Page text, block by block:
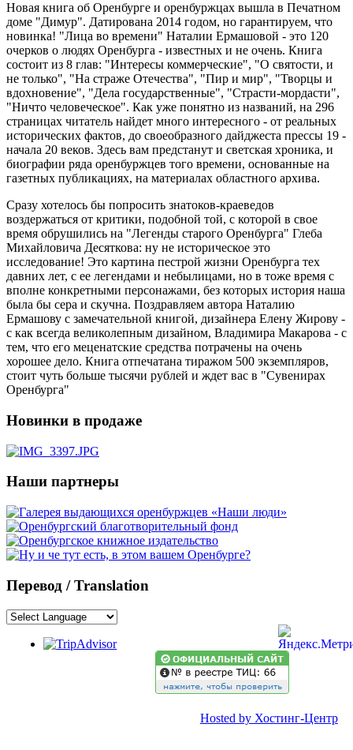
Новая книга об Оренбурге и оренбуржцах вышла в Печатном
доме "Димур". Датирована 2014 годом, но гарантируем, что
новинка! "Лица во времени" Наталии Ермашовой - это 120
очерков о людях Оренбурга - известных и не очень. Книга
состоит из 8 глав: "Интересы коммерческие", "О святости, и
не только", "На страже Отечества", "Пир и мир", "Творцы и
вдохновение", "Дела государственные", "Страсти-мордасти",
"Ничто человеческое". Как уже понятно из названий, на 296
страницах читатель найдет много интересного - от реальных
исторических фактов, до своеобразного дайджеста прессы 19 -
начала 20 веков. Здесь вам предстанут и светская хроника, и
биографии ряда оренбуржцев того времени, основанные на
газетных публикациях, на материалах областного архива.
Сразу хотелось бы попросить знатоков-краеведов
воздержаться от критики, подобной той, с которой в свое
время обрушились на "Легенды старого Оренбурга" Глеба
Михайловича Десяткова: ну не историческое это
исследование! Это картина пестрой жизни Оренбурга тех
давних лет, с ее легендами и небылицами, но в тоже время с
вполне конкретными персонажами, без которых история наша
была бы сера и скучна. Поздравляем автора Наталию
Ермашову с замечательной книгой, дизайнера Елену Жирову -
с как всегда великолепным дизайном, Владимира Макарова - с
тем, что его меценатские средства потрачены на очень
хорошее дело. Книга отпечатана тиражом 500 экземпляров,
стоит чуть больше тысячи рублей и ждет вас в "Сувенирах
Оренбурга"
Новинки в продаже
Наши партнеры
Перевод / Translation
Hosted by Хостинг-Центр